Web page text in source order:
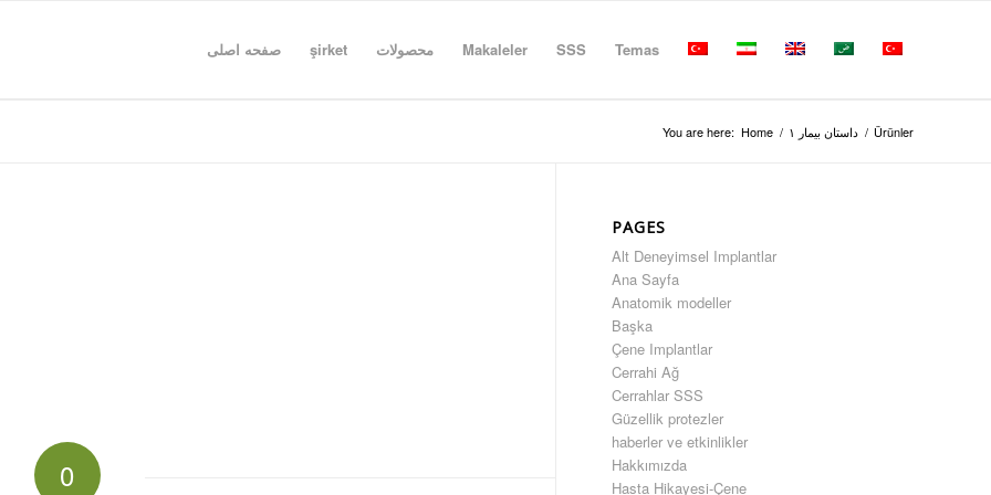
صفحه اصلی şirket محصولات Makaleler SSS Temas
You are here: Home / داستان بیمار ۱ / Ürünler
0
PAGES
Alt Deneyimsel Implantlar
Ana Sayfa
Anatomik modeller
Başka
Çene Implantlar
Cerrahi Ağ
Cerrahlar SSS
Güzellik protezler
haberler ve etkinlikler
Hakkımızda
Hasta Hikayesi-Çene